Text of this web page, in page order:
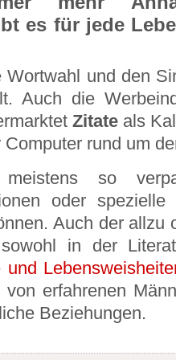
es für jede
Wortwahl und den
Auch die
Zitate als
rund um
so
oder spezielle
Auch der allzu
in der
und
von erfahrenen
Beziehungen.